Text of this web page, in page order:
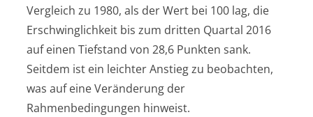
Vergleich zu 1980, als der Wert bei 100 lag, die
Erschwinglichkeit bis zum dritten Quartal 2016
auf einen Tiefstand von 28,6 Punkten sank.
Seitdem ist ein leichter Anstieg zu beobachten,
was auf eine Veränderung der
Rahmenbedingungen hinweist.